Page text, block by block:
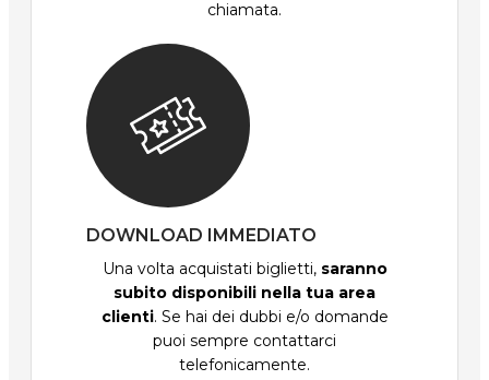
chiamata.
DOWNLOAD IMMEDIATO
Una volta acquistati biglietti, saranno
subito disponibili nella tua area
clienti. Se hai dei dubbi e/o domande
puoi sempre contattarci
telefonicamente.